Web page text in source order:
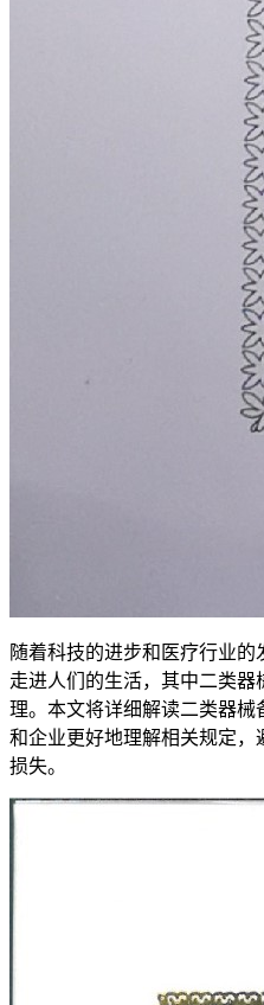
随着科技的进步和医疗行业
走进人们的生活，其中二类
理。本文将详细解读二类器
和企业更好地理解相关规定
损失。